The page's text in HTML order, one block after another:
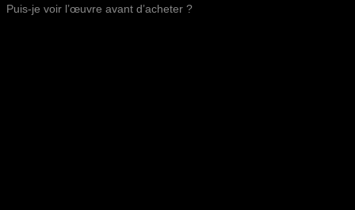
Puis-je voir l’œuvre avant d’acheter ?